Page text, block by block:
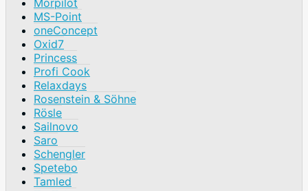
MS-Point
oneConcept
Oxid7
Princess
Profi Cook
Relaxdays
Rosenstein & Söhne
Rösle
Sailnovo
Saro
Schengler
Spetebo
Tamled